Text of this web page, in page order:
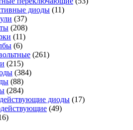
диоды (11)
(37)
(208)
(11)
(6)
(261)
(215)
(384)
(88)
(284)
диоды (17)
(49)